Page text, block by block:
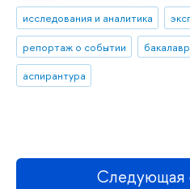
исследования и аналитика
репортаж о событии
аспирантура
Следующая